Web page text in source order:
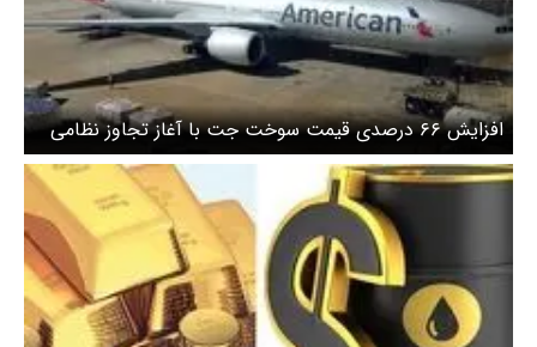
افزایش ۶۶ درصدی قیمت سوخت جت با آغاز تجاوز نظامی
به ایران